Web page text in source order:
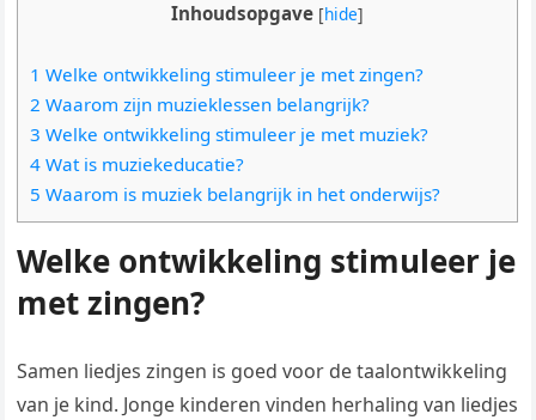
Inhoudsopgave [hide]
1 Welke ontwikkeling stimuleer je met zingen?
2 Waarom zijn muzieklessen belangrijk?
3 Welke ontwikkeling stimuleer je met muziek?
4 Wat is muziekeducatie?
5 Waarom is muziek belangrijk in het onderwijs?
Welke ontwikkeling stimuleer je
met zingen?
Samen liedjes zingen is goed voor de taalontwikkeling
van je kind. Jonge kinderen vinden herhaling van liedjes